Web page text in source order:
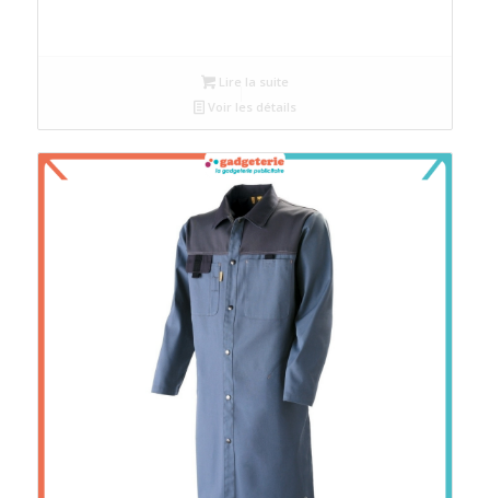
Lire la suite
Voir les détails